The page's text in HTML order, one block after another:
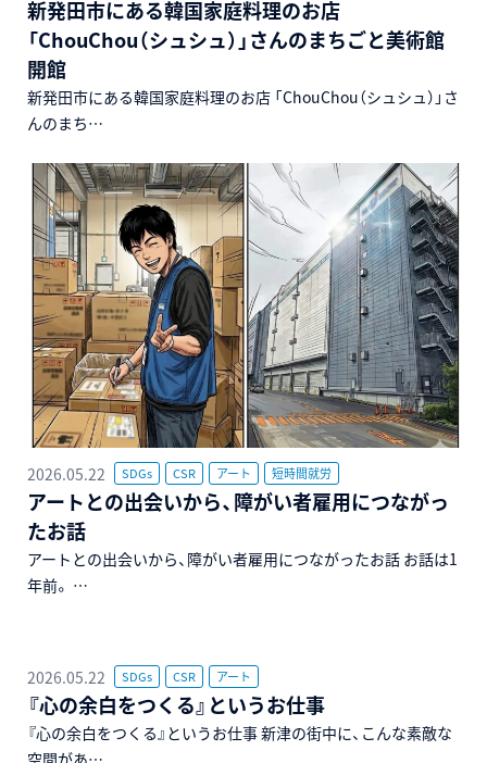
新発田市にある韓国家庭料理のお店
「ChouChou（シュシュ）」さんのまちごと美術館
開館
新発田市にある韓国家庭料理のお店 「ChouChou（シュシュ）」さ
んのまち…
2026.05.22 SDGs CSR アート 短時間就労
アートとの出会いから、障がい者雇用につながっ
たお話
アートとの出会いから、障がい者雇用につながったお話 お話は1
年前。 …
2026.05.22 SDGs CSR アート
『心の余白をつくる』というお仕事
『心の余白をつくる』というお仕事 新津の街中に、こんな素敵な